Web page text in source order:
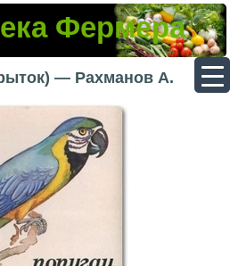
Фермера
— Рахманов А.